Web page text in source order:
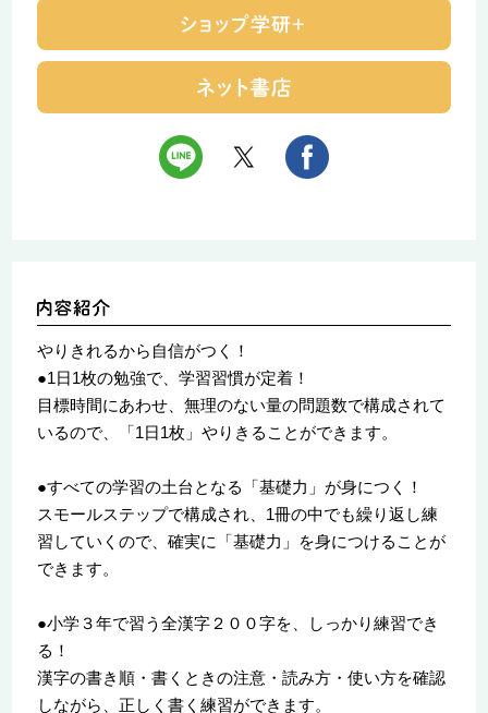
やりきれるから自信がつく！
●1日1枚の勉強で、学習習慣が定着！
目標時間にあわせ、無理のない量の問題数で構成されて
いるので、「1日1枚」やりきることができます。
●すべての学習の土台となる「基礎力」が身につく！
スモールステップで構成され、1冊の中でも繰り返し練
習していくので、確実に「基礎力」を身につけることが
できます。
●小学３年で習う全漢字２００字を、しっかり練習でき
る！
漢字の書き順・書くときの注意・読み方・使い方を確認
しながら、正しく書く練習ができます。